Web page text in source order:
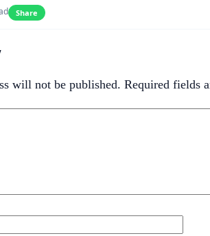
Share
will not be published. Required fields